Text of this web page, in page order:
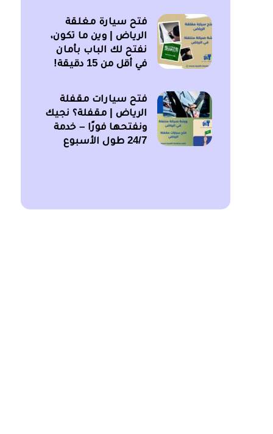
فتح سيارة مغلقة
الرياض | وين ما تكون،
نفتح لك الباب بأمان
في أقل من 15 دقيقة!
فتح سيارات مقفلة
الرياض | مقفلة؟ نجيك
ونفتحها فورًا – خدمة
24/7 طول الأسبوع